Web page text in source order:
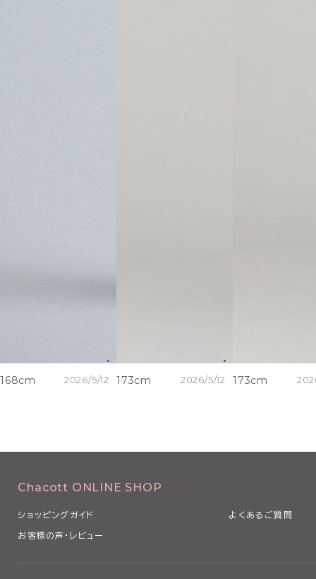
168cm 2026/5/12 173cm 2026/5/12 173cm
Chacott ONLINE SHOP
ショッピングガイド よくあるご質問
お客様の声・レビュー